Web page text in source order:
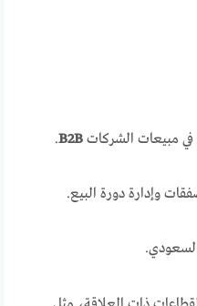
في مبيعات الشركاتB2B
.
وإدارة دورة البيع.